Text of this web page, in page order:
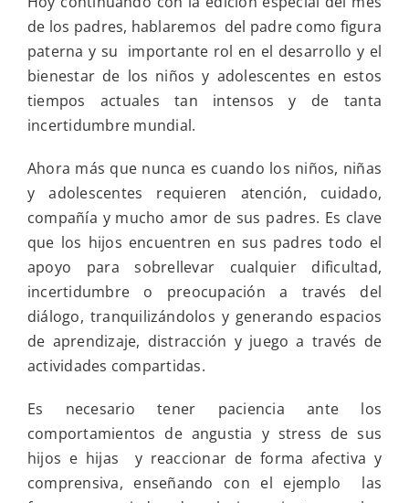
y
su
importante
rol
en
el
desarrollo
y
de
los
y
adolescentes
estos
tiempos
actuales
y
en
reflexión
de
esta
semana:
vuela
alto
contra
de los padres, hablaremos del padre como figura
paterna y su importante rol en el desarrollo y el
bienestar de los niños y adolescentes en estos
tiempos actuales tan intensos y de tanta
incertidumbre mundial.
Ahora más que nunca es cuando los niños, niñas
y adolescentes requieren atención, cuidado,
compañía y mucho amor de sus padres. Es clave
que los hijos encuentren en sus padres todo el
apoyo para sobrellevar cualquier dificultad,
incertidumbre o preocupación a través del
diálogo, tranquilizándolos y generando espacios
de aprendizaje, distracción y juego a través de
actividades compartidas.
Es necesario tener paciencia ante los
comportamientos de angustia y stress de sus
hijos e hijas y reaccionar de forma afectiva y
comprensiva, enseñando con el ejemplo las